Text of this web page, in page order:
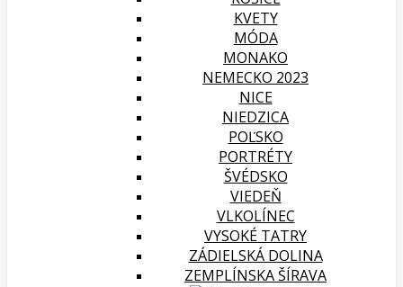
KVETY
MÓDA
MONAKO
NEMECKO 2023
NICE
NIEDZICA
POĽSKO
PORTRÉTY
ŠVÉDSKO
VIEDEŇ
VLKOLÍNEC
VYSOKÉ TATRY
ZÁDIELSKÁ DOLINA
ZEMPLÍNSKA ŠÍRAVA